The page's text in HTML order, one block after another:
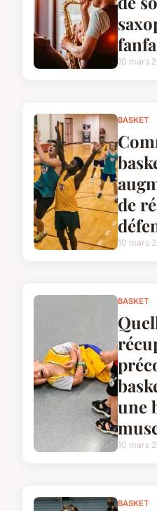
10 mars
BASKET
de
10 mars
BASKET
une
10 mars
BASKET